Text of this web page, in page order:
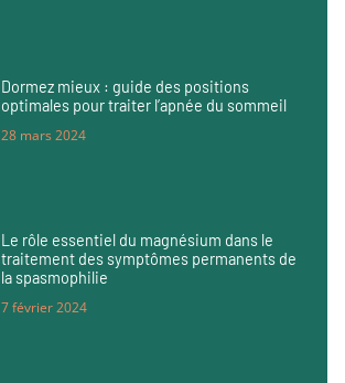
Dormez mieux : guide des positions
optimales pour traiter l’apnée du sommeil
28 mars 2024
Le rôle essentiel du magnésium dans le
traitement des symptômes permanents de
la spasmophilie
7 février 2024